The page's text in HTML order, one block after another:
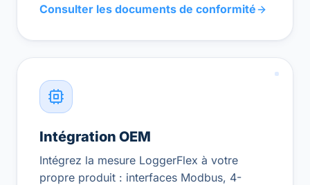
Consulter les documents de conformité
Intégration OEM
Intégrez la mesure LoggerFlex à votre
propre produit : interfaces Modbus, 4-